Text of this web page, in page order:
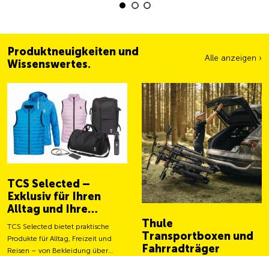
Produktneuigkeiten und
Wissenswertes.
Alle anzeigen ›
TCS Selected –
Exklusiv für Ihren
Alltag und Ihre
Abenteuer
TCS Selected bietet praktische
Produkte für Alltag, Freizeit und
Reisen – von Bekleidung über
Thule
Transportboxen und
Fahrradträger